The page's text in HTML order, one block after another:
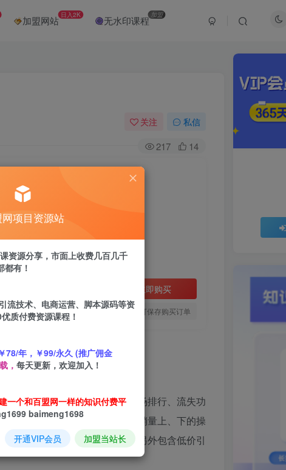
加盟网站 日入2K 无水印课程 加盟
关注 私信
217 14
月)
免费
立即购买
您当前未登录！建议登陆后购买，可保存购买订单
意事项，再教你用生意参谋市场排行、流失功
销量的目的及低价引流在基础销量上、下的操
扣费逻辑、注意事项与创建，另外包含低价引
项目资源站
资源分享，市面上收费几百几千
都有！
流技术、电商运营、脚本源码等资
质付费资源课程！
￥78/年，￥99/永久 (推广佣金
， 每天更新，欢迎加入！
一个和百盟网一样的知识付费平
baimeng1698
开通VIP会员 加盟当站长